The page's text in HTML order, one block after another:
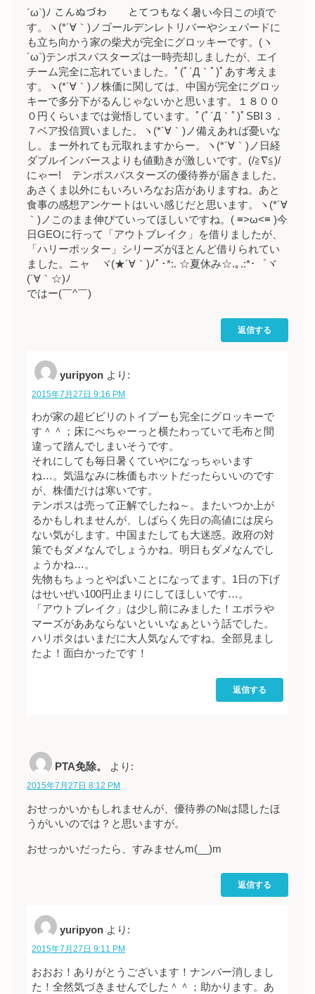
´ω`)ﾉ こんぬづわ とてつもなく暑い今日この頃で
す。ヽ(*´∀｀)ノゴールデンレトリバーやシェパードに
も立ち向かう家の柴犬が完全にグロッキーです。(ヽ
´ω`)テンポスバスターズは一時売却しましたが、エイ
チーム完全に忘れていました。ﾟ(ﾟ´Д｀ﾟ)ﾟあす考えま
す。ヽ(*´∀｀)ノ株価に関しては、中国が完全にグロッ
キーで多分下がるんじゃないかと思います。１８００
０円くらいまでは覚悟しています。ﾟ(ﾟ´Д｀ﾟ)ﾟSBI３．
７ベア投信買いました。ヽ(*´∀｀)ノ備えあれば憂いな
し。まー外れても元取れますからー。ヽ(*´∀｀)ノ日経
ダブルインバースよりも値動きが激しいです。(/≧∇≦)/
にゃー! テンポスバスターズの優待券が届きました。
あさくま以外にもいろいろなお店がありますね。あと
食事の感想アンケートはいい感じだと思います。ヽ(*´∀
｀)ノこのまま伸びていってほしいですね。( ≡>ω<≡ )今
日GEOに行って「アウトブレイク」を借りましたが、
「ハリーポッター」シリーズがほとんど借りられてい
ました。ニャ ヾ(★´∀｀)ﾉﾟ･*:. ☆夏休み☆.｡.:*･゜ヾ
(´∀｀☆)ﾉ
ではー(￣^￣)ゞ
返信する
yuripyon より:
2015年7月27日 9:16 PM
わが家の超ビビリのトイプーも完全にグロッキーで
す＾＾；床にべちゃーっと横たわっていて毛布と間
違って踏んでしまいそうです。
それにしても毎日暑くていやになっちゃいます
ね…。気温なみに株価もホットだったらいいのです
が、株価だけは寒いです。
テンポスは売って正解でしたね～。またいつか上が
るかもしれませんが、しばらく先日の高値には戻ら
ない気がします。中国またしても大迷惑。政府の対
策でもダメなんでしょうかね。明日もダメなんでし
ょうかね…。
先物もちょっとやばいことになってます。1日の下げ
はせいぜい100円止まりにしてほしいです…。
「アウトブレイク」は少し前にみました！エボラや
マーズがああならないといいなぁという話でした。
ハリポタはいまだに大人気なんですね。全部見まし
たよ！面白かったです！
返信する
PTA免除。 より:
2015年7月27日 8:12 PM
おせっかいかもしれませんが、優待券の№は隠したほ
うがいいのでは？と思いますが。
おせっかいだったら、すみませんm(__)m
返信する
yuripyon より:
2015年7月27日 9:11 PM
おおお！ありがとうございます！ナンバー消しまし
た！全然気づきませんでした＾＾；助かります。あ